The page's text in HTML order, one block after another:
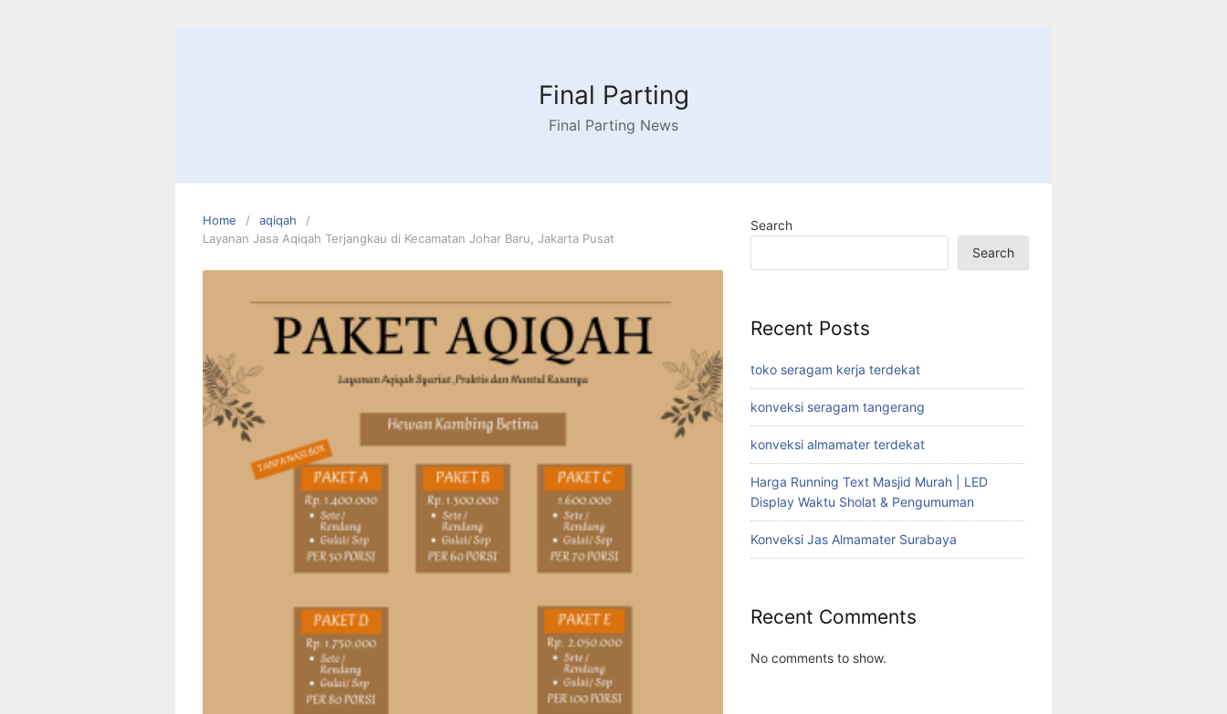
Final Parting
Final Parting News
Home
aqiqah
Layanan Jasa Aqiqah Terjangkau di Kecamatan Johar Baru, Jakarta Pusat
Search
Search
Recent Posts
toko seragam kerja terdekat
konveksi seragam tangerang
konveksi almamater terdekat
Harga Running Text Masjid Murah | LED
Display Waktu Sholat & Pengumuman
Konveksi Jas Almamater Surabaya
Recent Comments
No comments to show.